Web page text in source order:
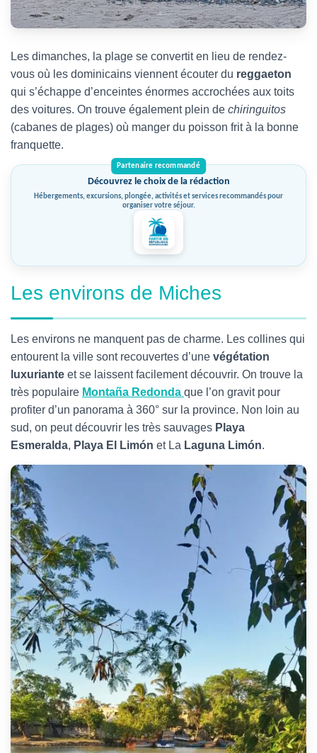
Les dimanches, la plage se convertit en lieu de rendez-
vous où les dominicains viennent écouter du reggaeton
qui s’échappe d’enceintes énormes accrochées aux toits
des voitures. On trouve également plein de chiringuitos
(cabanes de plages) où manger du poisson frit à la bonne
franquette.
Découvrez le choix de la rédaction
Hébergements, excursions, plongée, activités et services recommandés pour
organiser votre séjour.
Les environs de Miches
Les environs ne manquent pas de charme. Les collines qui
entourent la ville sont recouvertes d’une végétation
luxuriante et se laissent facilement découvrir. On trouve la
très populaire Montaña Redonda que l’on gravit pour
profiter d’un panorama à 360° sur la province. Non loin au
sud, on peut découvrir les très sauvages Playa
Esmeralda, Playa El Limón et La Laguna Limón.